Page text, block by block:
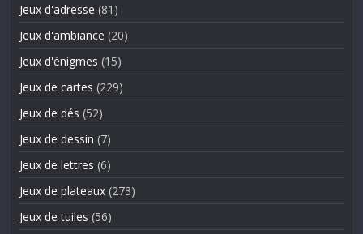
Jeux d'adresse (81)
Jeux d'ambiance (20)
Jeux d'énigmes (15)
Jeux de cartes (229)
Jeux de dés (52)
Jeux de dessin (7)
Jeux de lettres (6)
Jeux de plateaux (273)
Jeux de tuiles (56)